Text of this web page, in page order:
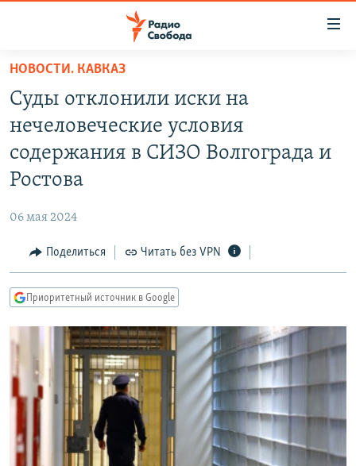
упрощенного
доступа
основному
содержанию
навигации
Вернутся
ПОДКАСТЫ
АВТОРСКИЕ ПРОЕКТЫ
ЦИТАТЫ СВОБОДЫ
IDEL.РЕАЛИИ
КАВКАЗ.РЕАЛИИ
СИБИРЬ.РЕАЛИИ
РАСПИСАНИЕ ВЕЩАНИЯ
ПОДПИШИТЕСЬ НА РАССЫЛКУ
СОЦИАЛЬНЫЕ СЕТИ
НОВОСТИ. КАВКАЗ
Суды отклонили иски на
нечеловеческие условия
содержания в СИЗО Волгограда и
Ростова
06 мая 2024
Поделиться Читать без VPN
Приоритетный источник в Google